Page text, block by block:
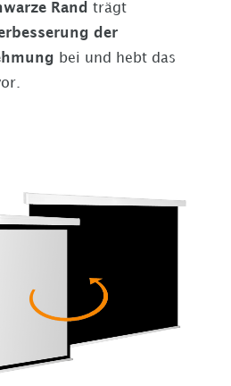
Rand trägt
der
bei und hebt das